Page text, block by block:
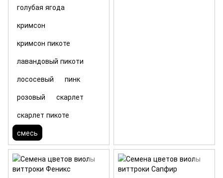
голубая ягода
кримсон
кримсон пикоте
лавандовый пикоти
лососевый
пинк
розовый
скарлет
скарлет пикоте
смесь